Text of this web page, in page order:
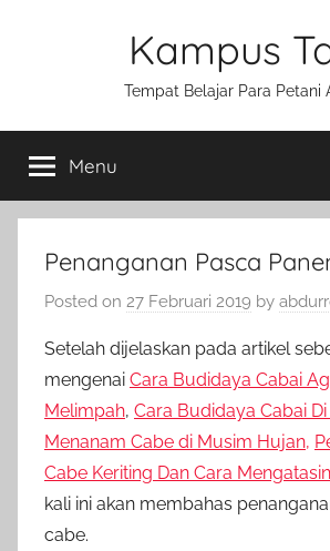
Kampus
Tempat Belajar Para Petani
Menu
Penanganan Pasca
Posted on 27 Februari 2019 by
Setelah dijelaskan pada artikel
mengenai Cara Budidaya Cabai
Melimpah, Cara Budidaya Cabai
Menanam Cabe di Musim Hujan,
Cabe Keriting Dan Cara
kali ini akan membahas
cabe.